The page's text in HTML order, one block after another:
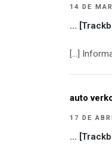
14 DE
…
[…]
auto
17 DE
…